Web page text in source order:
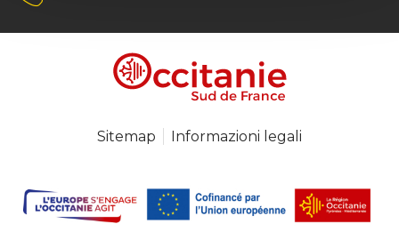
Sitemap Informazioni legali